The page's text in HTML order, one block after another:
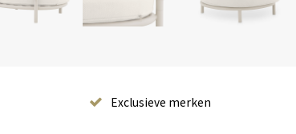
Exclusieve merken